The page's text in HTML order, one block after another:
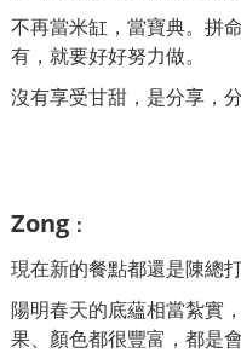
不再當米缸，當寶典。拼
有，就要好好努力做。
沒有享受甘甜，是分享，
Zong ：
現在新的餐點都還是陳總
陽明春天的底蘊相當紮實
果、顏色都很豐富，都是